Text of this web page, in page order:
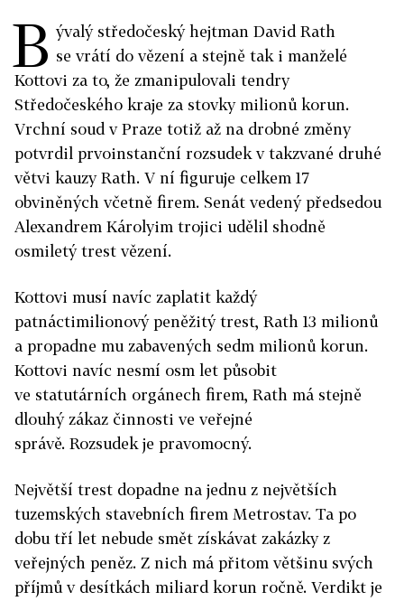
B ývalý středočeský hejtman David Rath
se vrátí do vězení a stejně tak i manželé
Kottovi za to, že zmanipulovali tendry
Středočeského kraje za stovky milionů korun.
Vrchní soud v Praze totiž až na drobné změny
potvrdil prvoinstanční rozsudek v takzvané druhé
větvi kauzy Rath. V ní figuruje celkem 17
obviněných včetně firem. Senát vedený předsedou
Alexandrem Károlyim trojici udělil shodně
osmiletý trest vězení.
Kottovi musí navíc zaplatit každý
patnáctimilionový peněžitý trest, Rath 13 milionů
a propadne mu zabavených sedm milionů korun.
Kottovi navíc nesmí osm let působit
ve statutárních orgánech firem, Rath má stejně
dlouhý zákaz činnosti ve veřejné
správě. Rozsudek je pravomocný.
Největší trest dopadne na jednu z největších
tuzemských stavebních firem Metrostav. Ta po
dobu tří let nebude smět získávat zakázky z
veřejných peněz. Z nich má přitom většinu svých
příjmů v desítkách miliard korun ročně. Verdikt je